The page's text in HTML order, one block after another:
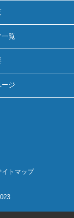
一覧
ージ
イトマップ